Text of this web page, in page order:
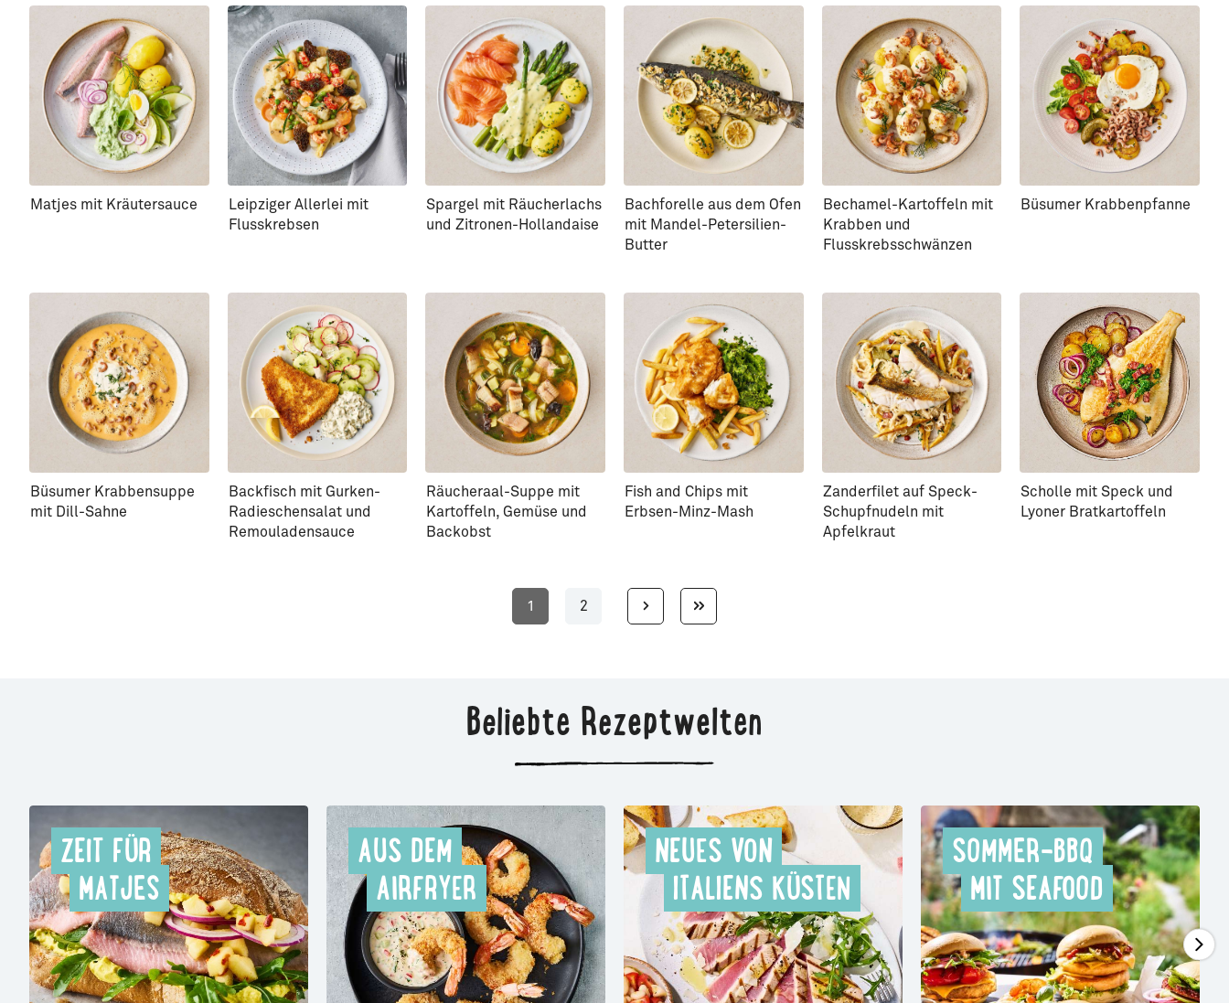
Matjes mit Kräutersauce
Leipziger Allerlei mit
Flusskrebsen
Spargel mit Räucherlachs
und Zitronen-Hollandaise
Bachforelle aus dem Ofen
mit Mandel-Petersilien-
Butter
Bechamel-Kartoffeln mit
Krabben und
Flusskrebsschwänzen
Büsumer Krabbenpfanne
Büsumer Krabbensuppe
mit Dill-Sahne
Backfisch mit Gurken-
Radieschensalat und
Remouladensauce
Räucheraal-Suppe mit
Kartoffeln, Gemüse und
Backobst
Fish and Chips mit
Erbsen-Minz-Mash
Zanderfilet auf Speck-
Schupfnudeln mit
Apfelkraut
Scholle mit Speck und
Lyoner Bratkartoffeln
Seite
1
2
Beliebte Rezeptwelten
ZEIT FÜR
MATJES
AUS DEM
AIRFRYER
NEUES VON
ITALIENS KÜSTEN
SOMMER-BBQ
MIT SEAFOOD